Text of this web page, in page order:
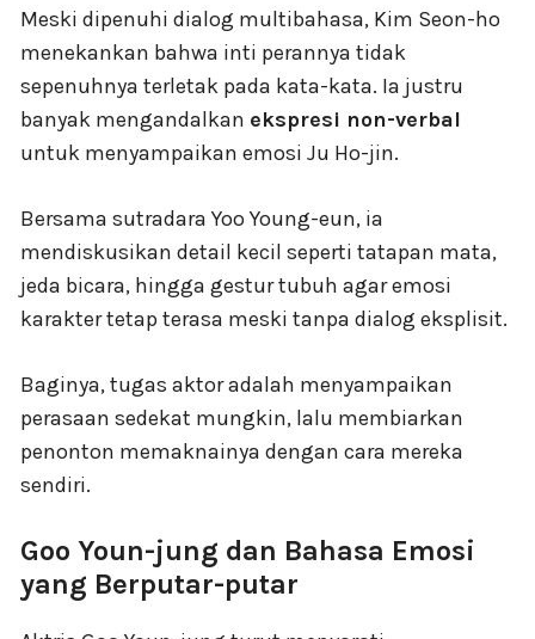
Meski dipenuhi dialog multibahasa, Kim Seon-ho
menekankan bahwa inti perannya tidak
sepenuhnya terletak pada kata-kata. Ia justru
banyak mengandalkan ekspresi non-verbal
untuk menyampaikan emosi Ju Ho-jin.
Bersama sutradara Yoo Young-eun, ia
mendiskusikan detail kecil seperti tatapan mata,
jeda bicara, hingga gestur tubuh agar emosi
karakter tetap terasa meski tanpa dialog eksplisit.
Baginya, tugas aktor adalah menyampaikan
perasaan sedekat mungkin, lalu membiarkan
penonton memaknainya dengan cara mereka
sendiri.
Goo Youn-jung dan Bahasa Emosi
yang Berputar-putar